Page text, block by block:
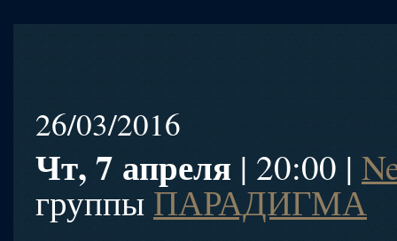
26/03/2016
Чт, 7 апреля | 20:00 |
группы ПАРАДИГМА